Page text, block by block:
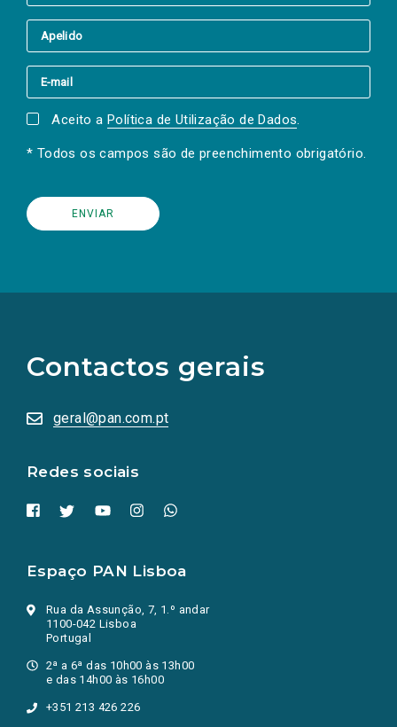
Aceito a Política de Utilização de Dados.
* Todos os campos são de preenchimento obrigatório.
Contactos gerais
geral@pan.com.pt
Redes sociais
redes
sociais
numa
nova
Espaço PAN Lisboa
Rua da Assunção, 7, 1.º andar
1100-042 Lisboa
Portugal
2ª a 6ª das 10h00 às 13h00
e das 14h00 às 16h00
+351 213 426 226